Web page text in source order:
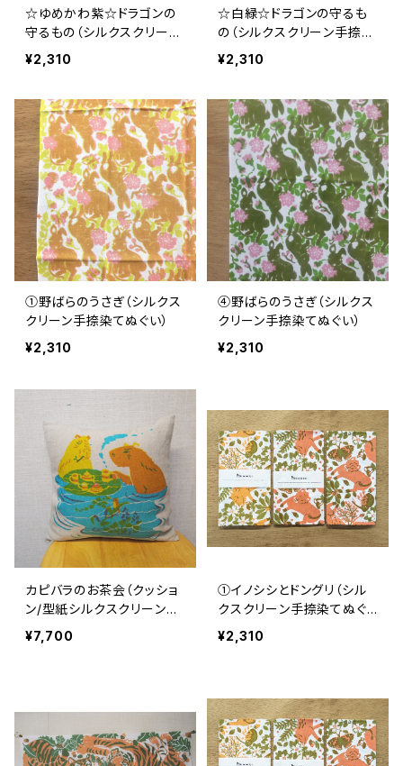
☆ゆめかわ紫☆ドラゴンの
守るもの（シルクスクリーン
手捺染）
¥2,310
☆白緑☆ドラゴンの守るも
の（シルクスクリーン手捺染
てぬぐい）
¥2,310
①野ばらのうさぎ（シルクス
クリーン手捺染てぬぐい）
¥2,310
④野ばらのうさぎ（シルクス
クリーン手捺染てぬぐい）
¥2,310
カピバラのお茶会（クッショ
ン/型紙シルクスクリーン手
捺染）
¥7,700
①イノシシとドングリ（シル
クスクリーン手捺染てぬぐ
い）
¥2,310